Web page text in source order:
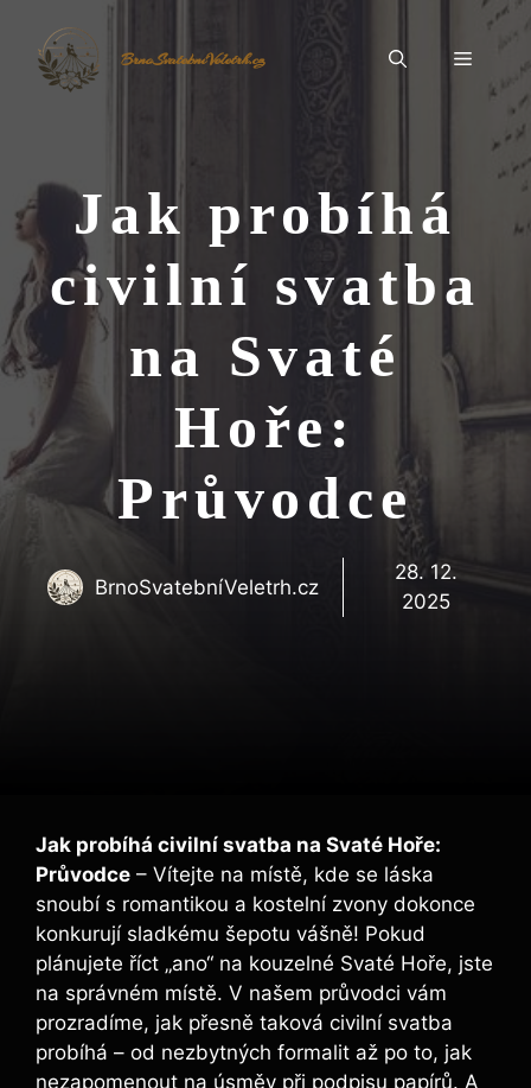
obsah
BrnoSvatebníVeletrh.cz Menu
Jak probíhá
civilní svatba
na Svaté
Hoře:
Průvodce
BrnoSvatebníVeletrh.cz
28. 12.
2025
Jak probíhá civilní svatba na Svaté Hoře:
Průvodce – Vítejte na místě, kde se láska
snoubí s romantikou a kostelní zvony dokonce
konkurují sladkému šepotu vášně! Pokud
plánujete říct „ano“ na kouzelné Svaté Hoře, jste
na správném místě. V našem průvodci vám
prozradíme, jak přesně taková civilní svatba
probíhá – od nezbytných formalit až po to, jak
nezapomenout na úsměv při podpisu papírů. A